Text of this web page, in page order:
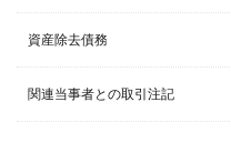
資産除去債務
関連当事者との取引注記